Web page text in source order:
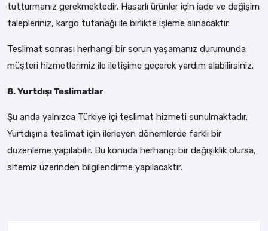
tutturmanız gerekmektedir. Hasarlı ürünler için iade ve değişim
talepleriniz, kargo tutanağı ile birlikte işleme alınacaktır.
Teslimat sonrası herhangi bir sorun yaşamanız durumunda
müşteri hizmetlerimiz ile iletişime geçerek yardım alabilirsiniz.
8. Yurtdışı Teslimatlar
Şu anda yalnızca Türkiye içi teslimat hizmeti sunulmaktadır.
Yurtdışına teslimat için ilerleyen dönemlerde farklı bir
düzenleme yapılabilir. Bu konuda herhangi bir değişiklik olursa,
sitemiz üzerinden bilgilendirme yapılacaktır.